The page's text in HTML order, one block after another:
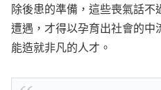
除後患的準備，這些喪氣話
遭遇，才得以孕育出社會的中
能造就非凡的人才。